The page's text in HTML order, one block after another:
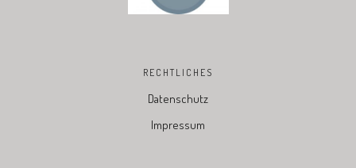
RECHTLICHES
Datenschutz
Impressum